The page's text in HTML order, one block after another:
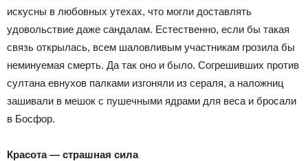
искусны в любовных утехах, что могли доставлять
удовольствие даже сандалам. Естественно, если бы такая
связь открылась, всем шаловливым участникам грозила бы
неминуемая смерть. Да так оно и было. Согрешивших против
султана евнухов палками изгоняли из сераля, а наложниц
зашивали в мешок с пушечными ядрами для веса и бросали
в Босфор.
Красота — страшная сила